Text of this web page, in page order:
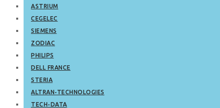
ASTRIUM
CEGELEC
SIEMENS
ZODIAC
PHILIPS
DELL FRANCE
STERIA
ALTRAN-TECHNOLOGIES
TECH-DATA